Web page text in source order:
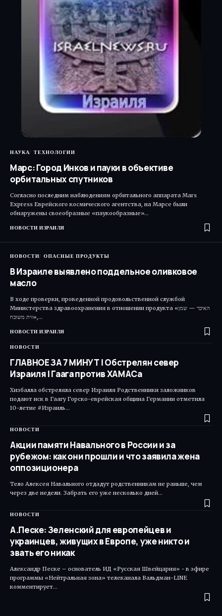
НАУКА ТЕХНОЛОГИИ
Марс: Город Инков и пауки в объективе
орбитальных спутников
Согласно последним наблюдениям орбитального аппарата Mars
Express Еврейского космического агентства, на Марсе были
обнаружены своеобразные «паукообразные»…
НОВОСТИ ИЗРАИЛЯ
НОВОСТИ ОПАСНЫЕ ПРОДУКТЫ
В Израиле выявлено поддельное оливковое
масло
В ходе проверки, проведенной продовольственной службой
Министерства здравоохранения в отношении продукта «האיכר — שמן
זית משובח»,…
НОВОСТИ ИЗРАИЛЯ
НОВОСТИ
ГЛАВНОЕ ЗА 7 МИНУТ | Обстрелян север
Израиля | Гаага против ХАМАСа
Хизбалла обстреляла север Израиля Родственники заложников
подают иск в Гаагу Горско-еврейская община Германии отметила
10-летие #Израиль…
НОВОСТИ
Акции памяти Навального в России и за
рубежом: как они прошли и что заявила жена
оппозиционера
Тело Алексея Навального отдадут родственникам не раньше, чем
через две недели. Забрать его уже несколько дней…
НОВОСТИ
А.Песке: Зеленский для европейцев и
украинцев, живущих в Европе, уже никто и
звать его никак
Александр Песке – основатель ИД «Русская Швейцария» - в эфире
программы «Нейтральная зона» телеканала Вальдман-LINE
комментирует…